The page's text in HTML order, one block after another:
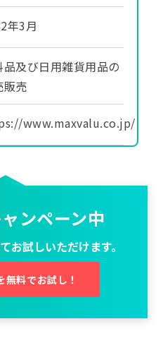
年3月
品及び日用雑貨用品の
販売
www.maxvalu.co.jp/
ンペーン中
お試しいただけます。
料でお試し！